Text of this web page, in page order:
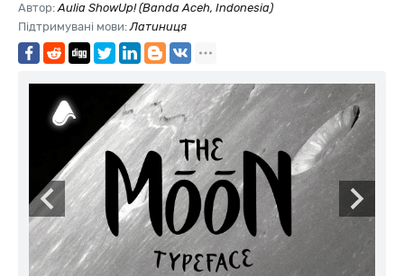
Автор:Aulia ShowUp! (Banda Aceh, Indonesia)
Підтримувані мови:Латиниця